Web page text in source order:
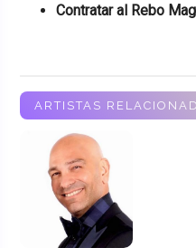
Contratar al Rebo
ARTISTAS